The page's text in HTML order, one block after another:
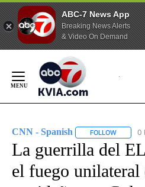
ABC-7 News App
Breaking News Alerts
& Video On Demand
Content
CNN - Spanish FOLLOW 0
La guerrilla del
el fuego unilateral